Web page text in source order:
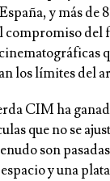
y más de
compromiso del
los límites del
CIM ha
que no se
son
y una